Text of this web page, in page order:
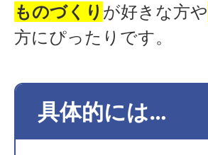
ものづくり が好きな方や
方にぴったりです。
具体的には…